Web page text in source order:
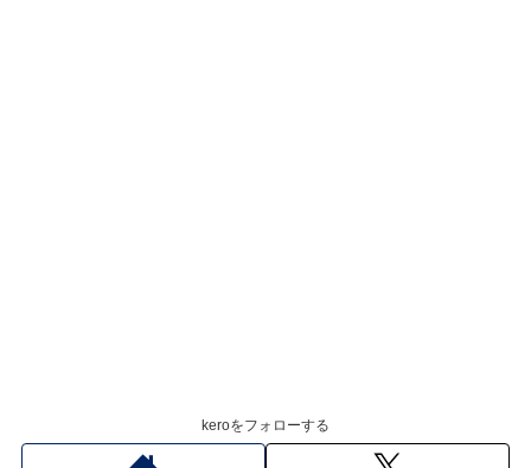
keroをフォローする